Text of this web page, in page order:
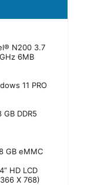
N200 3.7
GHz 6MB
11 PRO
GB DDR5
GB eMMC
HD LCD
X 768)